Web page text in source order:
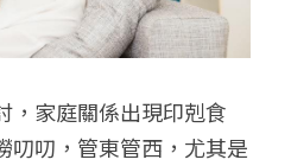
，家庭關係出現印剋食
叨叨，管東管西，尤其是